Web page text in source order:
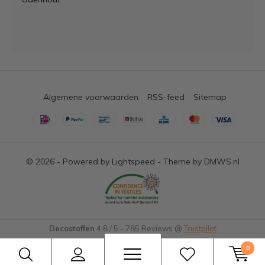
0
© 2026 - Powered by Lightspeed - Theme by DMWS.nl
Algemene voorwaarden RSS-feed Sitemap
Decostoffen 4,8/ 5 - 785 Reviews @ Trustpilot